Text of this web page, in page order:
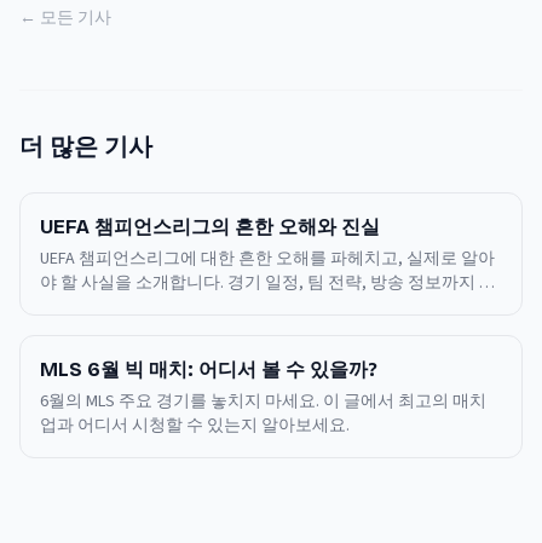
← 모든 기사
더 많은 기사
UEFA 챔피언스리그의 흔한 오해와 진실
UEFA 챔피언스리그에 대한 흔한 오해를 파헤치고, 실제로 알아
야 할 사실을 소개합니다. 경기 일정, 팀 전략, 방송 정보까지 빠
MLS 6월 빅 매치: 어디서 볼 수 있을까?
6월의 MLS 주요 경기를 놓치지 마세요. 이 글에서 최고의 매치
업과 어디서 시청할 수 있는지 알아보세요.